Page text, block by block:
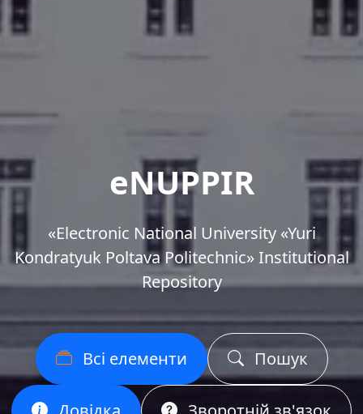
eNUPPIR
«Еlectronic National University «Yuri
Kondratyuk Poltava Politechnic» Institutional
Repository
Всі елементи Пошук